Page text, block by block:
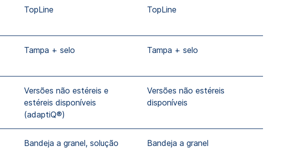
TopLine TopLine
Tampa + selo Tampa + selo
Versões não estéreis e
estéreis disponíveis
(adaptiQ®)
Versões não estéreis
disponíveis
Bandeja a granel, solução Bandeja a granel